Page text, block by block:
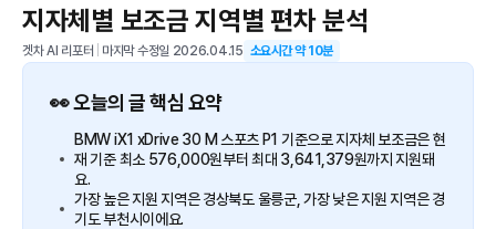
지자체별 보조금 지역별 편차 분석
겟차 AI 리포터 마지막 수정일 2026.04.15 소요시간 약10분
👀 오늘의 글 핵심 요약
BMW iX1 xDrive 30 M 스포츠 P1 기준으로 지자체 보조금은 현
재 기준 최소 576,000원부터 최대 3,641,379원까지 지원돼
요.
가장 높은 지원 지역은 경상북도 울릉군, 가장 낮은 지원 지역은 경
기도 부천시이에요.